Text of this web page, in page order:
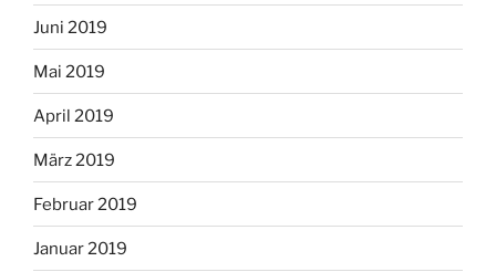
Juni 2019
Mai 2019
April 2019
März 2019
Februar 2019
Januar 2019